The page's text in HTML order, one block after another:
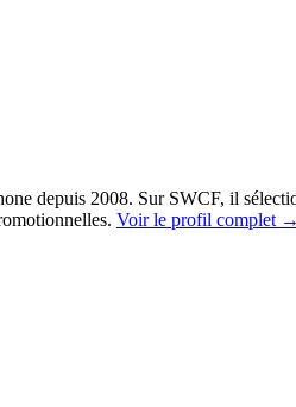
depuis 2008. Sur SWCF, il
Voir le profil complet →